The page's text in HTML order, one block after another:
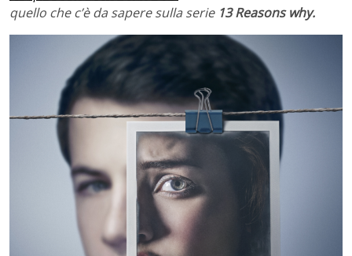
quello che c’è da sapere sulla serie 13 Reasons why.